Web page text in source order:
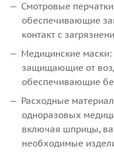
Смотровые
обеспечивающие
контакт с
Медицинские
защищающие от
обеспечивающие
Расходные
одноразовых
включая шприцы,
необходимые